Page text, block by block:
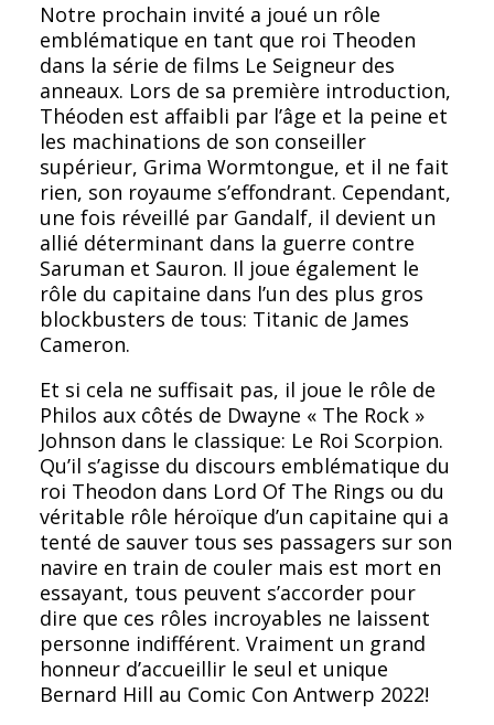
Notre prochain invité a joué un rôle
emblématique en tant que roi Theoden
dans la série de films Le Seigneur des
anneaux. Lors de sa première introduction,
Théoden est affaibli par l’âge et la peine et
les machinations de son conseiller
supérieur, Grima Wormtongue, et il ne fait
rien, son royaume s’effondrant. Cependant,
une fois réveillé par Gandalf, il devient un
allié déterminant dans la guerre contre
Saruman et Sauron. Il joue également le
rôle du capitaine dans l’un des plus gros
blockbusters de tous: Titanic de James
Cameron.
Et si cela ne suffisait pas, il joue le rôle de
Philos aux côtés de Dwayne « The Rock »
Johnson dans le classique: Le Roi Scorpion.
Qu’il s’agisse du discours emblématique du
roi Theodon dans Lord Of The Rings ou du
véritable rôle héroïque d’un capitaine qui a
tenté de sauver tous ses passagers sur son
navire en train de couler mais est mort en
essayant, tous peuvent s’accorder pour
dire que ces rôles incroyables ne laissent
personne indifférent. Vraiment un grand
honneur d’accueillir le seul et unique
Bernard Hill au Comic Con Antwerp 2022!